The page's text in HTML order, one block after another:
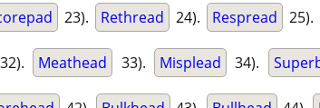
23). Rethread 24). Respread 25).
32). Meathead 33). Misplead 34).